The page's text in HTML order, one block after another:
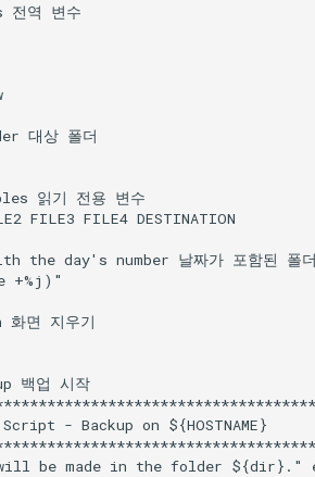
역 변수
대상 폴더
읽기 전용 변수
FILE3 FILE4 DESTINATION
the day's number 날짜가 포함된 폴
+%j)"
면 지우기
백업 시작
Script - Backup on
will be made in the folder ${dir}."